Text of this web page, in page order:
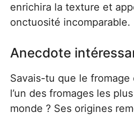
enrichira la texture et
onctuosité incomparable.
Anecdote
Savais-tu que le
l’un des fromages les
monde ? Ses origines